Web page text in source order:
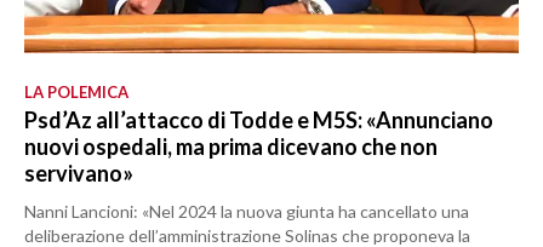
LA POLEMICA
Psd’Az all’attacco di Todde e M5S: «Annunciano
nuovi ospedali, ma prima dicevano che non
servivano»
Nanni Lancioni: «Nel 2024 la nuova giunta ha cancellato una
deliberazione dell’amministrazione Solinas che proponeva la